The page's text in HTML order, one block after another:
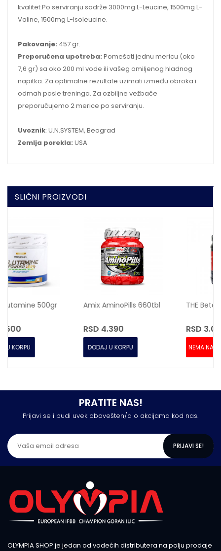
kvalitet.Po serviranju sadrže 3000mg L-Leucine, 1500mg L-
Valine, 1500mg L-Isoleucine.
Pakovanje: 457 gr.
Preporučena upotreba: Pomešati jednu mericu (oko
7,6 gr) sa oko 200 ml vode ili vašeg omiljenog hladnog
napitka. Za optimalne rezultate uzimati između obroka i
odmah posle treninga. Za ozbiljne vežbače
preporučujemo 2 merice po serviranju.
Uvoznik: U.N.SYSTEM, Beograd
Zemlja porekla: USA
SLIČNI PROIZVODI
Amix AminoPills 660tbl
RSD 4.390
DODAJ U KORPU
THE Beta Alanine 500gr
RSD 3.050
NEMA NA STANJU
PRATITE NAS!
Prijavi se i budi uvek obavešten/a o akcijama kod nas.
PRIJAVI SE!
OLYMPIA SHOP je jedan od vodećih distributera na polju prodaje